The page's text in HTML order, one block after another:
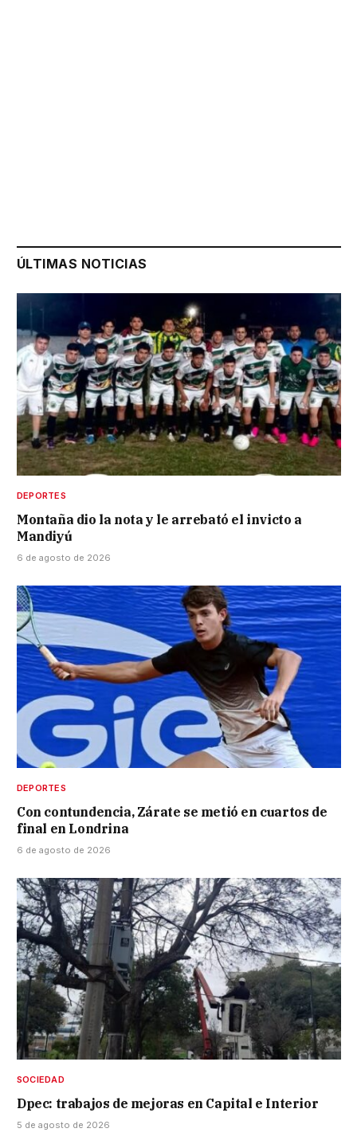
ÚLTIMAS NOTICIAS
DEPORTES
Montaña dio la nota y le arrebató el invicto a
Mandiyú
6 de agosto de 2026
DEPORTES
Con contundencia, Zárate se metió en cuartos de
final en Londrina
6 de agosto de 2026
SOCIEDAD
Dpec: trabajos de mejoras en Capital e Interior
5 de agosto de 2026